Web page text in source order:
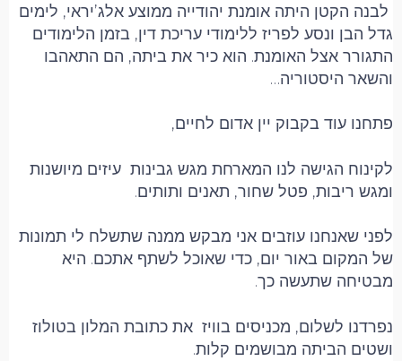
לבנה הקטן היתה אומנת יהודייה ממוצע אלג’יראי, לימים
גדל הבן ונסע לפריז ללימודי עריכת דין, בזמן הלימודים
התגורר אצל האומנת. הוא כיר את ביתה, הם התאהבו
והשאר היסטוריה…
פתחנו עוד בקבוק יין אדום לחיים,
לקינוח הגישה לנו המארחת מגש גבינות עיזים מיושנות
ומגש ריבות, פטל שחור, תאנים ותותים.
לפני שאנחנו עוזבים אני מבקש ממנה שתשלח לי תמונות
של המקום באור יום, כדי שאוכל לשתף אתכם. היא
מבטיחה שתעשה כך.
נפרדנו לשלום, מכניסים בוויז את כתובת המלון בטולוז
ושטים הביתה מבושמים קלות.